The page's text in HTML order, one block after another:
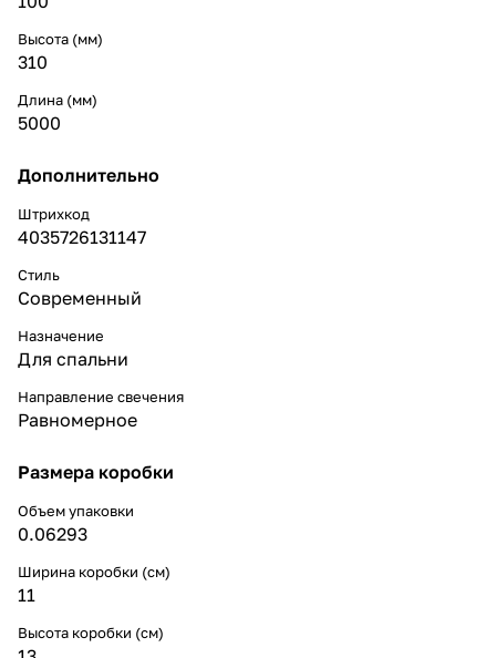
Высота (мм)
310
Длина (мм)
5000
Дополнительно
Штрихкод
4035726131147
Стиль
Cовременный
Назначение
Для спальни
Направление свечения
Равномерное
Размера коробки
Объем упаковки
0.06293
Ширина коробки (см)
11
Высота коробки (см)